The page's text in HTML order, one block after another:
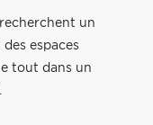
un
espaces
tout dans un